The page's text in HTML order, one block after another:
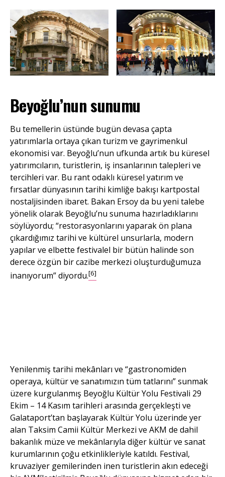
Beyoğlu’nun sunumu
Bu temellerin üstünde bugün devasa çapta
yatırımlarla ortaya çıkan turizm ve gayrimenkul
ekonomisi var. Beyoğlu’nun ufkunda artık bu küresel
yatırımcıların, turistlerin, iş insanlarının talepleri ve
tercihleri var. Bu rant odaklı küresel yatırım ve
fırsatlar dünyasının tarihi kimliğe bakışı kartpostal
nostaljisinden ibaret. Bakan Ersoy da bu yeni talebe
yönelik olarak Beyoğlu’nu sunuma hazırladıklarını
söylüyordu; “restorasyonlarını yaparak ön plana
çıkardığımız tarihi ve kültürel unsurlarla, modern
yapılar ve elbette festivalel bir bütün halinde son
derece özgün bir cazibe merkezi oluşturduğumuza
inanıyorum” diyordu.[6]
Yenilenmiş tarihi mekânları ve “gastronomiden
operaya, kültür ve sanatımızın tüm tatlarını” sunmak
üzere kurgulanmış Beyoğlu Kültür Yolu Festivali 29
Ekim – 14 Kasım tarihleri arasında gerçekleşti ve
Galataport’tan başlayarak Kültür Yolu üzerinde yer
alan Taksim Camii Kültür Merkezi ve AKM de dahil
bakanlık müze ve mekânlarıyla diğer kültür ve sanat
kurumlarının çoğu etkinlikleriyle katıldı. Festival,
kruvaziyer gemilerinden inen turistlerin akın edeceği